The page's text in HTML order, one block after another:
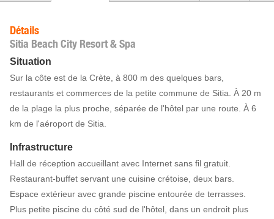
Détails
Sitia Beach City Resort & Spa
Situation
Sur la côte est de la Crète, à 800 m des quelques bars,
restaurants et commerces de la petite commune de Sitia. À 20 m
de la plage la plus proche, séparée de l'hôtel par une route. À 6
km de l'aéroport de Sitia.
Infrastructure
Hall de réception accueillant avec Internet sans fil gratuit.
Restaurant-buffet servant une cuisine crétoise, deux bars.
Espace extérieur avec grande piscine entourée de terrasses.
Plus petite piscine du côté sud de l'hôtel, dans un endroit plus